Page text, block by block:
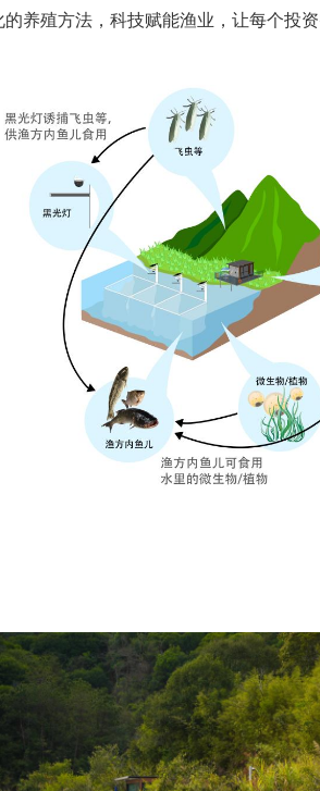
养殖方法，科技赋能渔业，让每个投